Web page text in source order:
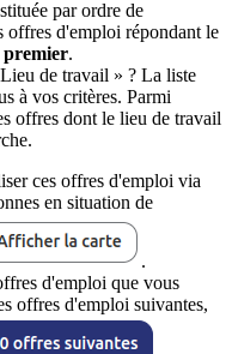
par ordre de
offres d'emploi répondant le
premier.
de travail » ? La liste
à vos critères. Parmi
offres dont le lieu de travail
ces offres d'emploi via
en situation de
.
d'emploi que vous
offres d'emploi suivantes,